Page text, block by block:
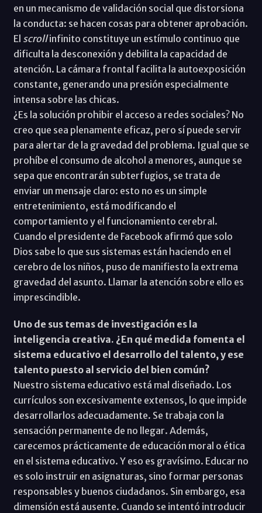
en un mecanismo de validación social que distorsiona
la conducta: se hacen cosas para obtener aprobación.
El scrollinfinito constituye un estímulo continuo que
dificulta la desconexión y debilita la capacidad de
atención. La cámara frontal facilita la autoexposición
constante, generando una presión especialmente
intensa sobre las chicas.
¿Es la solución prohibir el acceso a redes sociales? No
creo que sea plenamente eficaz, pero sí puede servir
para alertar de la gravedad del problema. Igual que se
prohíbe el consumo de alcohol a menores, aunque se
sepa que encontrarán subterfugios, se trata de
enviar un mensaje claro: esto no es un simple
entretenimiento, está modificando el
comportamiento y el funcionamiento cerebral.
Cuando el presidente de Facebook afirmó que solo
Dios sabe lo que sus sistemas están haciendo en el
cerebro de los niños, puso de manifiesto la extrema
gravedad del asunto. Llamar la atención sobre ello es
imprescindible.
Uno de sus temas de investigación es la
inteligencia creativa. ¿En qué medida fomenta el
sistema educativo el desarrollo del talento, y ese
talento puesto al servicio del bien común?
Nuestro sistema educativo está mal diseñado. Los
currículos son excesivamente extensos, lo que impide
desarrollarlos adecuadamente. Se trabaja con la
sensación permanente de no llegar. Además,
carecemos prácticamente de educación moral o ética
en el sistema educativo. Y eso es gravísimo. Educar no
es solo instruir en asignaturas, sino formar personas
responsables y buenos ciudadanos. Sin embargo, esa
dimensión está ausente. Cuando se intentó introducir